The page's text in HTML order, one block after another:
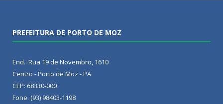
PREFEITURA DE PORTO DE MOZ
End.: Rua 19 de Novembro, 1610
Centro - Porto de Moz - PA
CEP: 68330-000
Fone: (93) 98403-1198